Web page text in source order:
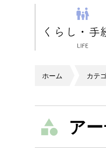
ホーム カテ
ア